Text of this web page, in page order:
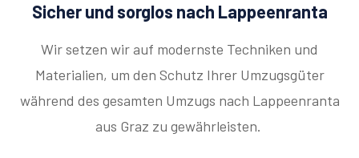
Sicher und sorglos nach Lappeenranta
Wir setzen wir auf modernste Techniken und
Materialien, um den Schutz Ihrer Umzugsgüter
während des gesamten Umzugs nach Lappeenranta
aus Graz zu gewährleisten.